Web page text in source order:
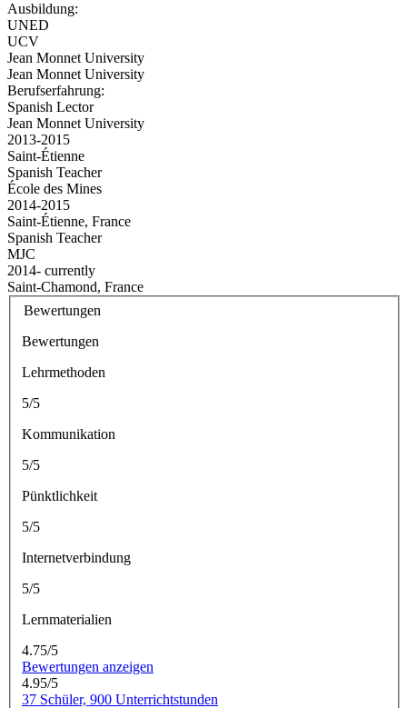
Ausbildung:
UNED
UCV
Jean Monnet University
Jean Monnet University
Berufserfahrung:
Spanish Lector
Jean Monnet University
2013-2015
Saint-Étienne
Spanish Teacher
École des Mines
2014-2015
Saint-Étienne, France
Spanish Teacher
MJC
2014- currently
Saint-Chamond, France
Bewertungen
Bewertungen
Lehrmethoden
5/5
Kommunikation
5/5
Pünktlichkeit
5/5
Internetverbindung
5/5
Lernmaterialien
4.75/5
Bewertungen anzeigen
4.95/5
37 Schüler, 900 Unterrichtstunden